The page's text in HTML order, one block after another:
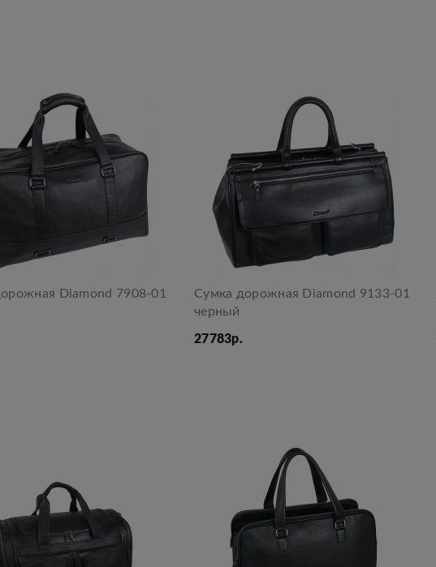
Diamond 7908-01
Сумка дорожная Diamond 9133-01
черный
27783р.